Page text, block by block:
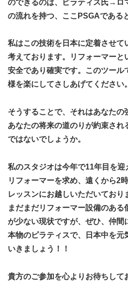
のできるのは、ピラティス氏→ロ
の流れを持つ、ここPSGAである
私はこの技術を日本に定着させて
考えております。リフォーマーと
安全であり確実です。このツール
様を楽にしてさしあげてください。
そうすることで、それはあなたの
あなたの将来の道のりが約束され
ではないでしょうか。
私のスタジオは今年で11年目を迎
リフォーマーを求め、遠くから2
レッスンにお越しいただいており
まだまだリフォーマー設備のある
が少ない現状ですが、ぜひ、仲間
本物のピラティスで、日本中を元
いきましょう！！
貴方のご参加を心よりお待ちして